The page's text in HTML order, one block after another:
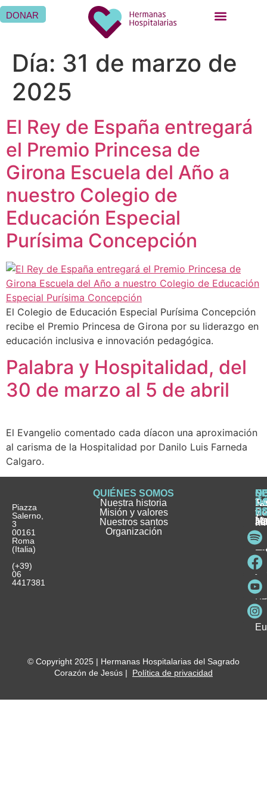
DONAR
Día: 31 de marzo de
2025
El Rey de España entregará
el Premio Princesa de
Girona Escuela del Año a
nuestro Colegio de
Educación Especial
Purísima Concepción
El Colegio de Educación Especial Purísima Concepción
recibe el Premio Princesa de Girona por su liderazgo en
educación inclusiva e innovación pedagógica.
Palabra y Hospitalidad, del
30 de marzo al 5 de abril
El Evangelio comentado cada díacon una aproximación
al carisma de la Hospitalidad por Danilo Luis Farneda
Calgaro.
Piazza
Salerno,
3
00161
Roma
(Italia)
(+39)
06
4417381
QUIÉNES SOMOS
Nuestra historia
Misión y valores
Nuestros santos
Organización
e
y
y
© Copyright 2025 | Hermanas Hospitalarias del Sagrado
Corazón de Jesús | Política de privacidad